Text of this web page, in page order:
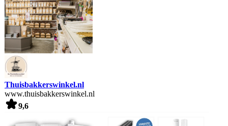
Thuisbakkerswinkel.nl
www.thuisbakkerswinkel.nl
9,6